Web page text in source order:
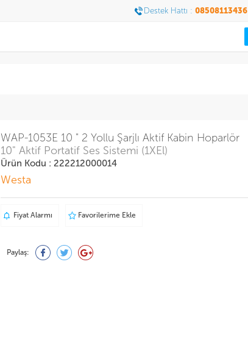
Destek Hattı : 08508113436
WAP-1053E 10 " 2 Yollu Şarjlı Aktif Kabin Hoparlör
10" Aktif Portatif Ses Sistemi (1XEl)
Ürün Kodu : 222212000014
Westa
Fiyat Alarmı Favorilerime Ekle
Paylaş: